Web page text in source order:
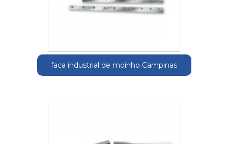
faca industrial de moinho Campinas